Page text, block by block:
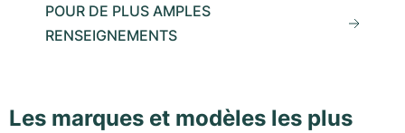
POUR DE PLUS AMPLES
RENSEIGNEMENTS
Les marques et modèles les plus